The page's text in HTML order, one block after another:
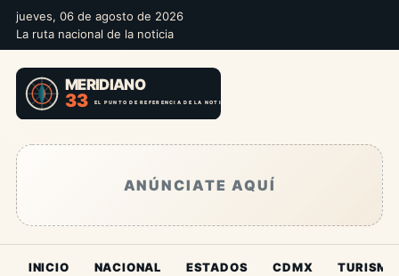
jueves, 06 de agosto de 2026
La ruta nacional de la noticia
ANÚNCIATE AQUÍ
INICIO NACIONAL ESTADOS CDMX TURISMO